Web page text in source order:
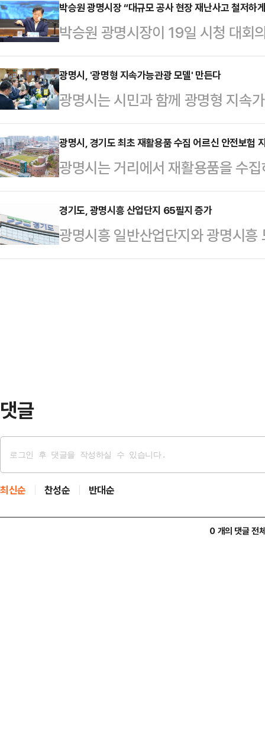
반바지, 치마 등 편안한 복장으로
이 필요한 공식 행사를 제외하고는
지 시즌의 하나로 이날 아침 ‘반바
잔디정원과 본관 로비에 마련된 포
문화 정착에 앞장섰다.박 시장은 “
을 통한 탄…
박승원 광명시장 “대규모 공사 현장 재난사고 철저하
박승원 광명시장이 19일 시청 대회
우기 대비 대책회의’를 열고“대규
이어질 수 있는 만큼 철저한 사전
있는 위험을 예방할 수 있도록 철저
에는 관내 대규모 공사 현장 관리
관내 대규모 공사 현장 관계자 등
현장별 침수 및 토사 유출 우려 구
비상…
광명시, '광명형 지속가능관광 모델' 만든다
광명시는 시민과 함께 광명형 지속
대회의실에서 ‘지속가능관광 활성
밝혔다.이날 박승원 광명시장을 비
련 부서 공무원 등 80여 명이 참석
중간보고를 듣고 광명형 지속가능
회에서는 광명시가 성공적으로 추진
소중립’의 인적, 물적 자원을 활용
됐다.종합 토론에서는 …
광명시, 경기도 최초 재활용품 수집 어르신 안전보험
광명시는 거리에서 재활용품을 수
울타리를 제공하기 위해 경기도 최
지원한다고 16일 밝혔다.65세 이
용품 단가 보전 지원을 받는 어르신
받을 수 있으며, 보험금은 광명시와
경기도, 광명시흥 산업단지 65필지 증가
광명시흥 일반산업단지와 광명시
1200㎡에서 900㎡로 줄어들어 산
댓글
최신순 찬성순 반대순
0 개의 댓글 전